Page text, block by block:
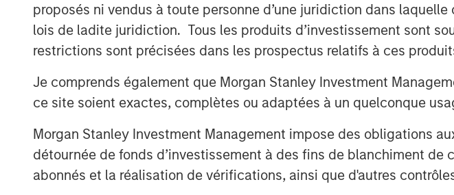
proposés ni vendus à toute personne d’une juridiction dans
lois de ladite juridiction. Tous les produits d’investissement sont
restrictions sont précisées dans les prospectus relatifs à ces
Je comprends également que Morgan Stanley Investment
ce site soient exactes, complètes ou adaptées à un quelconque
Morgan Stanley Investment Management impose des obligations
détournée de fonds d’investissement à des fins de blanchiment
abonnés et la réalisation de vérifications, ainsi que d'autres
The transaction is expected to close in the fourth quarter of
subject to customary closing conditions and regulatory
Jefferies LLC served as lead financial advisor to MSIP, and
also served as a financial advisor to MSIP.
About Red Oak
Red Oak is an 831-megawatt combined cycle power plant
Sayreville, New Jersey, and is part of the PJM
America’s largest power market. The Facility was